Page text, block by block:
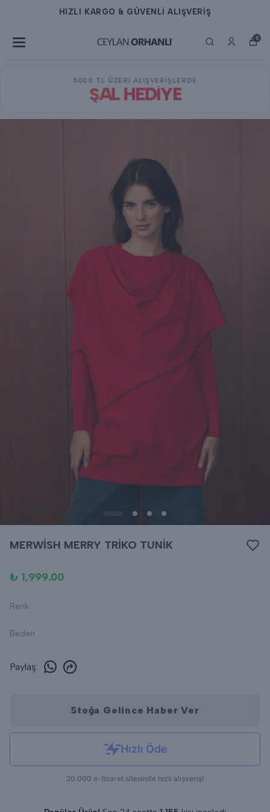
HIZLI KARGO & GÜVENLİ ALIŞVERİŞ
0
5000 TL ÜZERİ ALIŞVERİŞLERDE
ŞAL HEDİYE
MERWİSH MERRY TRİKO TUNİK
₺ 1,999.00
Renk
Beden
Paylaş:
Stoğa Gelince Haber Ver